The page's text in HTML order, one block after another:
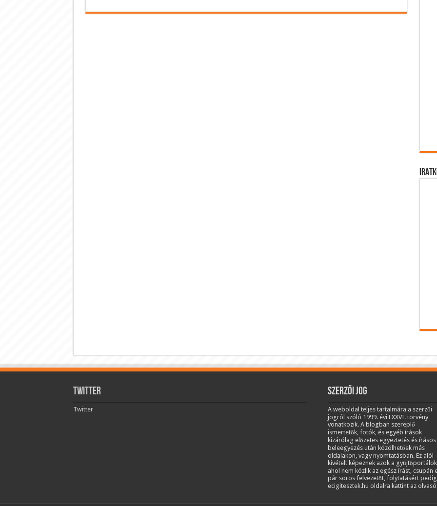
Twitter
Twitter
Szerzői jog
A weboldal teljes tartalmára a szerzői
jogról szóló 1999. évi LXXVI. törvény
vonatkozik. A blogban szereplő
ismertetők, fotók, és egyéb írások
kizárólag előzetes egyeztetés és írásos
beleegyezés után közölhetőek más
oldalakon, vagy nyomtatásban. Ez alól
kivételt képeznek azok a
ahol nem közlik az egész írást, csupán
pár soros felvezetőt, folytatásért
ecigitesztek.hu oldalra kattint az